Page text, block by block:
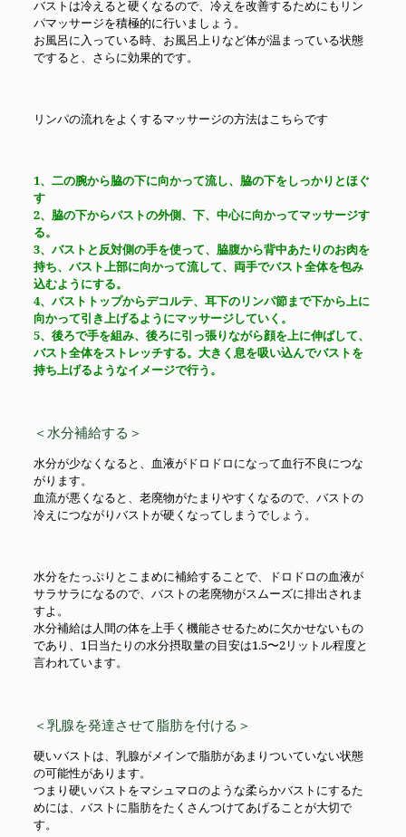
バストは冷えると硬くなるので、冷えを改善するためにもリン
パマッサージを積極的に行いましょう。
お風呂に入っている時、お風呂上りなど体が温まっている状態
ですると、さらに効果的です。
リンパの流れをよくするマッサージの方法はこちらです
1、二の腕から脇の下に向かって流し、脇の下をしっかりとほぐ
す
2、脇の下からバストの外側、下、中心に向かってマッサージす
る。
3、バストと反対側の手を使って、脇腹から背中あたりのお肉を
持ち、バスト上部に向かって流して、両手でバスト全体を包み
込むようにする。
4、バストトップからデコルテ、耳下のリンパ節まで下から上に
向かって引き上げるようにマッサージしていく。
5、後ろで手を組み、後ろに引っ張りながら顔を上に伸ばして、
バスト全体をストレッチする。大きく息を吸い込んでバストを
持ち上げるようなイメージで行う。
＜水分補給する＞
水分が少なくなると、血液がドロドロになって血行不良につな
がります。
血流が悪くなると、老廃物がたまりやすくなるので、バストの
冷えにつながりバストが硬くなってしまうでしょう。
水分をたっぷりとこまめに補給することで、ドロドロの血液が
サラサラになるので、バストの老廃物がスムーズに排出されま
すよ。
水分補給は人間の体を上手く機能させるために欠かせないもの
であり、1日当たりの水分摂取量の目安は1.5〜2リットル程度と
言われています。
＜乳腺を発達させて脂肪を付ける＞
硬いバストは、乳腺がメインで脂肪があまりついていない状態
の可能性があります。
つまり硬いバストをマシュマロのような柔らかバストにするた
めには、バストに脂肪をたくさんつけてあげることが大切で
す。